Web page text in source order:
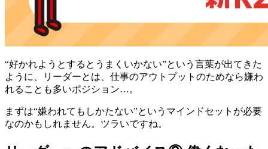
“好かれようとするとうまくいかない”という言葉が出てきた
ように、リーダーとは、仕事のアウトプットのためなら嫌わ
れることも多いポジション…。
まずは“嫌われてもしかたない”というマインドセットが必要
なのかもしれません。ツラいですね。